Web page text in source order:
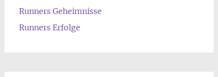
Runners Geheimnisse
Runners Erfolge